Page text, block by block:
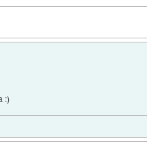
:)